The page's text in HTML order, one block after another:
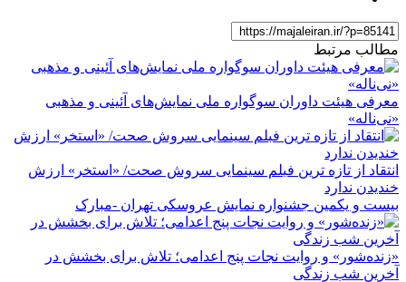
مطالب مرتبط
معرفی هیئت داوران سوگواره ملی نمایش‌های آئینی و مذهبی
«نی‌ناله»
انتقاد از تازه ترین فبلم سینمایی سروش صحت/ «استخر» ارزش
خندیدن ندارد
بیست و یکمین جشنواره نمایش عروسکی تهران -مبارک
«زنده‌شور» و روایت نجات پنج اعدامی؛ تلاش برای بخشش در
آخرین شب زندگی